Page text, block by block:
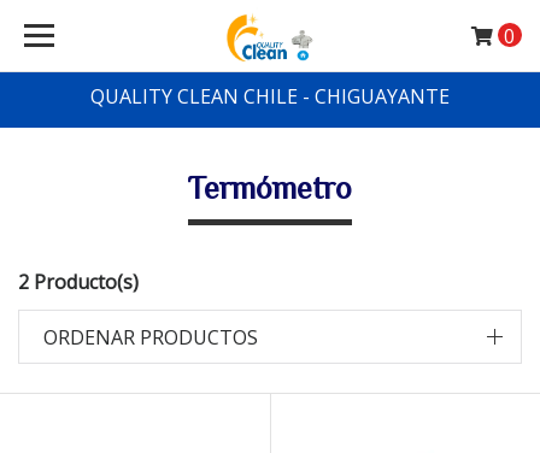
QUALITY CLEAN CHILE - CHIGUAYANTE
0
Termómetro
2 Producto(s)
ORDENAR PRODUCTOS